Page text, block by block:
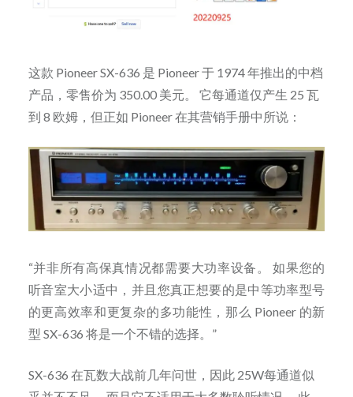
这款 Pioneer SX-636 是 Pioneer 于 1974 年推出的中档
产品，零售价为 350.00 美元。 它每通道仅产生 25 瓦
到 8 欧姆，但正如 Pioneer 在其营销手册中所说：
“并非所有高保真情况都需要大功率设备。 如果您的
听音室大小适中，并且您真正想要的是中等功率型号
的更高效率和更复杂的多功能性，那么 Pioneer 的新
型 SX-636 将是一个不错的选择。”
SX-636 在瓦数大战前几年问世，因此 25W每通道似